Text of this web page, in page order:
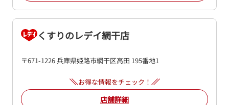
くすりのレデイ網干店
〒671-1226 兵庫県姫路市網干区高田 195番地1
お得な情報をチェック！
店舗詳細